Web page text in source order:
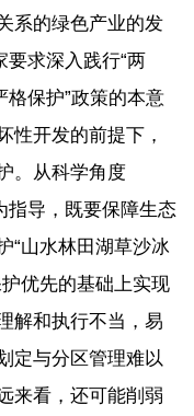
系的绿色产业的发
要求深入践行“两
格保护”政策的本意
性开发的前提下，
。从科学角度
指导，既要保障生态
“山水林田湖草沙冰
优先的基础上实现
解和执行不当，易
定与分区管理难以
来看，还可能削弱